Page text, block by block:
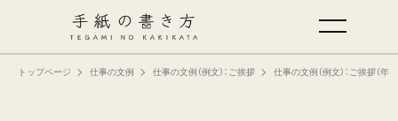
トップページ 仕事の文例 仕事の文例（例文）：ご挨拶 仕事の文例（例文）：ご挨拶（年
手紙の基本